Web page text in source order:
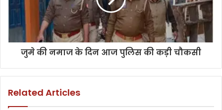
जुमे की नमाज के दिन आज पुलिस की कड़ी चौकसी
Related Articles